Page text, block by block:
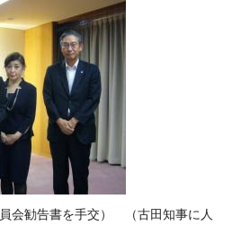
会勧告書を手交） （古田知事に人